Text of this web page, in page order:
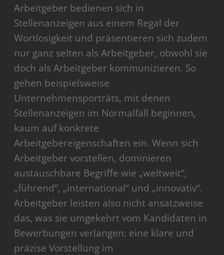
Arbeitgeber bedienen sich in
Stellenanzeigen aus einem Regal der
Wortlosigkeit und präsentieren sich zudem
nur ganz selten als Arbeitgeber, obwohl sie
doch als Arbeitgeber kommunizieren. So
gehen beispielsweise
Unternehmensporträts, mit denen
Stellenanzeigen im Normalfall beginnen,
kaum auf konkrete
Arbeitgebereigenschaften ein. Wenn sich
Arbeitgeber vorstellen, dominieren
austauschbare Begriffe wie „weltweit“,
„führend“, „international“ und „innovativ“.
Arbeitgeber leisten also nicht ansatzweise
das, was sie umgekehrt vom Kandidaten in
Bewerbungen verlangen: eine klare und
präzise Vorstellung im